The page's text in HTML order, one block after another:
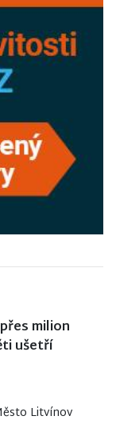
milion
ušetří
Litvínov